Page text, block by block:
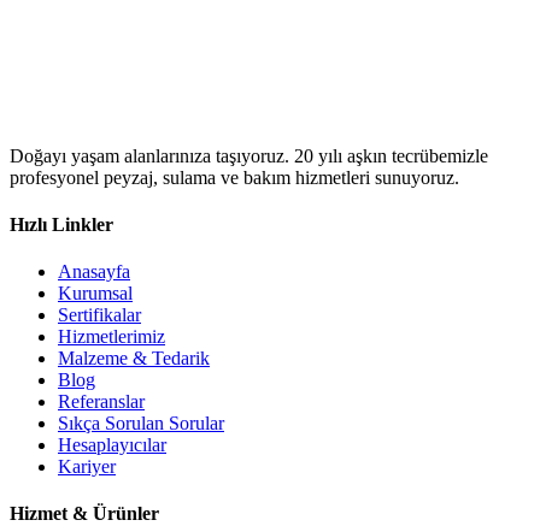
Doğayı yaşam alanlarınıza taşıyoruz. 20 yılı aşkın tecrübemizle
profesyonel peyzaj, sulama ve bakım hizmetleri sunuyoruz.
Hızlı Linkler
Anasayfa
Kurumsal
Sertifikalar
Hizmetlerimiz
Malzeme & Tedarik
Blog
Referanslar
Sıkça Sorulan Sorular
Hesaplayıcılar
Kariyer
Hizmet & Ürünler